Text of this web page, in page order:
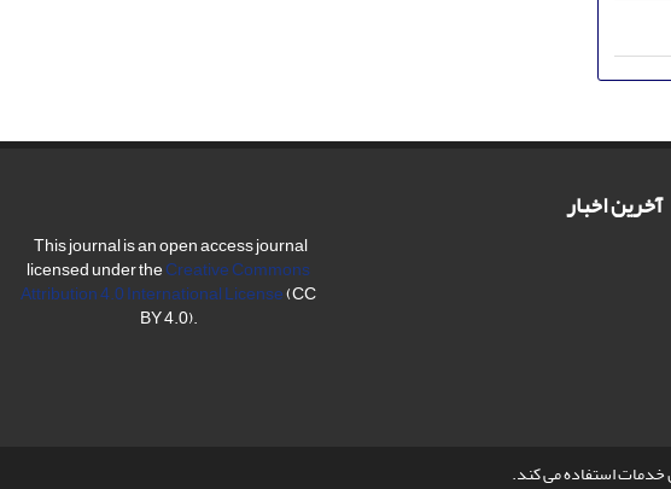
خدمات استفاده می کند.
آخرین اخبار
This journal is an open access journal
licensed under theCreative Commons
Attribution 4.0 International License(CC
BY 4.0).